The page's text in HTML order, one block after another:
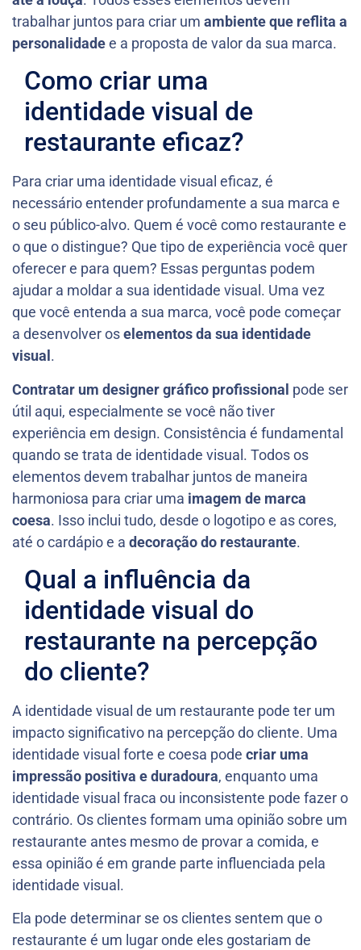
trabalhar juntos para criar um ambiente que reflita a
personalidadee a proposta de valor da sua marca.
Como criar uma
identidade visual de
restaurante eficaz?
Para criar uma identidade visual eficaz, é
necessário entender profundamente a sua marca e
o seu público-alvo. Quem é você como restaurante e
o que o distingue? Que tipo de experiência você quer
oferecer e para quem? Essas perguntas podem
ajudar a moldar a sua identidade visual. Uma vez
que você entenda a sua marca, você pode começar
a desenvolver oselementos da sua identidade
visual .
Contratar um designer gráfico profissional pode ser
útil aqui, especialmente se você não tiver
experiência em design. Consistência é fundamental
quando se trata de identidade visual. Todos os
elementos devem trabalhar juntos de maneira
harmoniosa para criar uma imagem de marca
coesa. Isso inclui tudo, desde o logotipo e as cores,
até o cardápio e a decoração do restaurante.
Qual a influência da
identidade visual do
restaurante na percepção
do cliente?
A identidade visual de um restaurante pode ter um
impacto significativo na percepção do cliente. Uma
identidade visual forte e coesa pode criar uma
impressão positiva e duradoura, enquanto uma
identidade visual fraca ou inconsistente pode fazer o
contrário. Os clientes formam uma opinião sobre um
restaurante antes mesmo de provar a comida, e
essa opinião é em grande parte influenciada pela
identidade visual.
Ela pode determinar se os clientes sentem que o
restaurante é um lugar onde eles gostariam de